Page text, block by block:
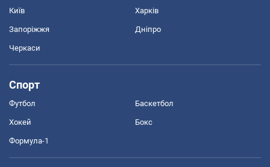
Київ Харків
Запоріжжя Дніпро
Черкаси
Спорт
Футбол Баскетбол
Хокей Бокс
Формула-1